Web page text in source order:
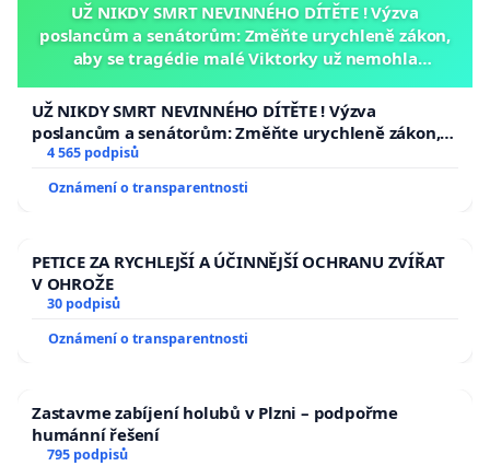
UŽ NIKDY SMRT NEVINNÉHO DÍTĚTE ! Výzva
poslancům a senátorům: Změňte urychleně zákon,
aby se tragédie malé Viktorky už nemohla
UŽ NIKDY SMRT NEVINNÉHO DÍTĚTE ! Výzva
poslancům a senátorům: Změňte urychleně zákon,
aby se tragédie malé Viktorky už nemohla opakovat!
4 565 podpisů
Oznámení o transparentnosti
PETICE ZA RYCHLEJŠÍ A ÚČINNĚJŠÍ OCHRANU ZVÍŘAT
V OHROŽE
30 podpisů
Oznámení o transparentnosti
Zastavme zabíjení holubů v Plzni – podpořme
humánní řešení
795 podpisů